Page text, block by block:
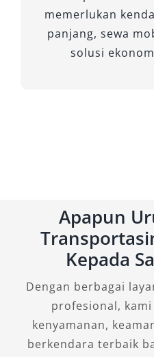
memerlukan
panjang, sewa
solusi
Apapun
Kepada
Dengan berbagai
profesional,
kenyamanan,
berkendara terbaik